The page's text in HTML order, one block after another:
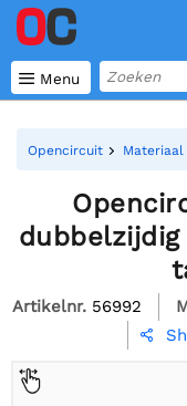
 Menu
Opencircuit Materiaal
Artikelnr. 56992
